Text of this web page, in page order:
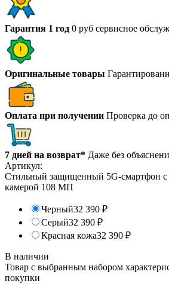
Гарантия 1 год 0 руб сервисное
Оригинальные товары
Оплата при получении Проверка до
7 дней на возврат* Даже без
Артикул:
Стильный защищенный 5G-смартфон
камерой 108 МП
Черный32 390 ₽
Серый32 390 ₽
Красная кожа32 390 ₽
В наличии
Товар с выбранным набором
покупки